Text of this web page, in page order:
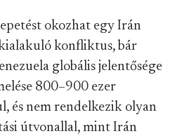
okozhat egy Irán
konfliktus, bár
globális jelentősége
800–900 ezer
és nem rendelkezik olyan
útvonallal, mint Irán